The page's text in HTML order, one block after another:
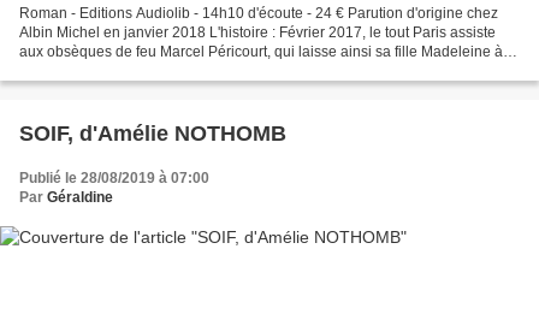
Roman - Editions Audiolib - 14h10 d'écoute - 24 € Parution d'origine chez
Albin Michel en janvier 2018 L'histoire : Février 2017, le tout Paris assiste
aux obsèques de feu Marcel Péricourt, qui laisse ainsi sa fille Madeleine à la
SOIF, d'Amélie NOTHOMB
Publié le 28/08/2019 à 07:00
Par Géraldine